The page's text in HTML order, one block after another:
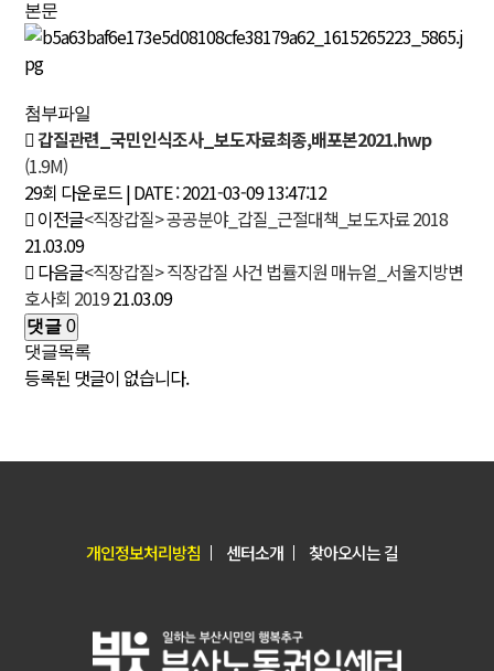
본문
첨부파일
갑질관련_국민인식조사_보도자료최종,배포본2021.hwp
(1.9M)
29회 다운로드 | DATE : 2021-03-09 13:47:12
이전글<직장갑질> 공공분야_갑질_근절대책_보도자료 2018
21.03.09
다음글<직장갑질> 직장갑질 사건 법률지원 매뉴얼_서울지방변
호사회 201921.03.09
댓글 0
댓글목록
등록된 댓글이 없습니다.
개인정보처리방침 센터소개 찾아오시는 길